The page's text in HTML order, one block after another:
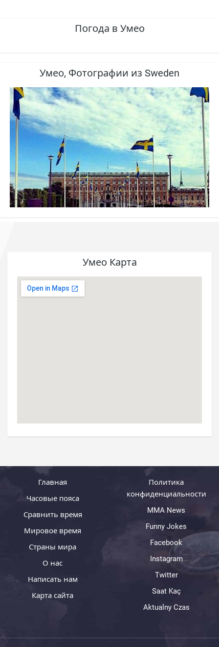
Погода в Умео
Умео, Фотографии из Sweden
Умео Карта
Главная
Часовые пояса
Сравнить время
Мировое время
Страны мира
О нас
Написать нам
Карта сайта
Политика
конфиденциальности
MMA News
Funny Jokes
Facebook
Instagram
Twitter
Saat Kaç
Aktualny Czas